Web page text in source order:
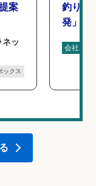
案
ネッ
ックス
釣り好
発」/
会社名